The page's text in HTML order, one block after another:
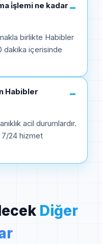
i̇şlemi ne kadar −
birlikte Habibler
dakika içerisinde
Habibler
−
acil durumlardır.
7/24 hizmet
Diğer